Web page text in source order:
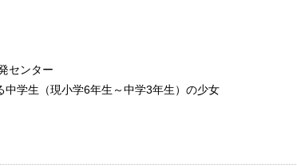
センター
学生（現小学6年生～中学3年生）の少女